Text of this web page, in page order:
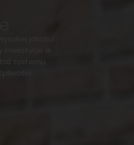
jakości
w
systemu,